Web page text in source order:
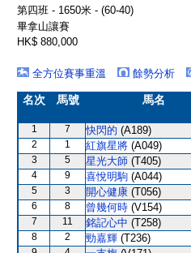
第四班 - 1650米 - (60-40)
畢拿山讓賽
HK$ 880,000
全方位賽事重溫
餘勢分析
名次 馬號 馬名
1 7 快閃的 (A189)
2 1 紅旗星將 (A049)
3 5 星光大師 (T405)
4 9 喜悅明駒 (A044)
5 3 開心健康 (T056)
6 8 曾幾何時 (V154)
7 11 銘記心中 (T258)
8 2 勁嘉輝 (T236)